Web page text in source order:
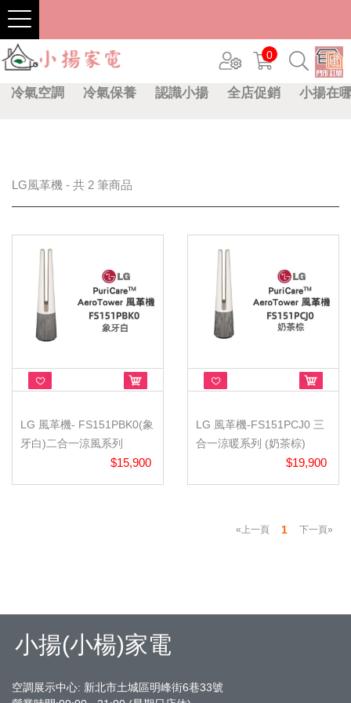
0
冷氣空調 冷氣保養 認識小揚 全店促銷 小揚在
LG風革機 - 共 2 筆商品
LG 風革機- FS151PBK0(象
牙白)二合一涼風系列
$15,900
LG 風革機-FS151PCJ0 三
合一涼暖系列 (奶茶棕)
$19,900
«上一頁 1 下一頁»
小揚(小楊)家電
空調展示中心: 新北市土城區明峰街6巷33號